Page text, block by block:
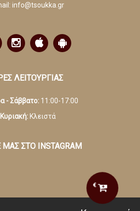
€
info@tsoukka.gr
ΛΕΙΤΟΥΡΓΙΑΣ
- Σάββατο:11:00-17:00
Κυριακή:Κλειστά
ΜΑΣ ΣΤΟ INSTAGRAM